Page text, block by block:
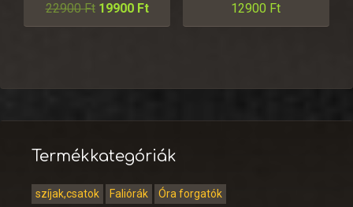
22900Ft 19900 Ft 12900 Ft
Termékkategóriák
szíjak,csatok Faliórák
Óra forgatók